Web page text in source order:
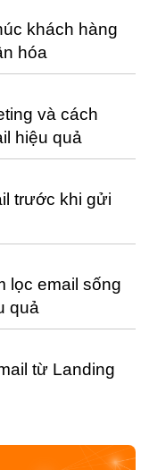
khách hàng
hóa
và cách
hiệu quả
trước khi gửi
lọc email sống
quả
từ Landing